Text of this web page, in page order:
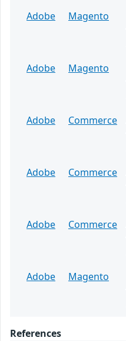
Adobe
Magento
Adobe
Magento
Adobe
Commerce
Adobe
Commerce
Adobe
Commerce
Adobe
Magento
References